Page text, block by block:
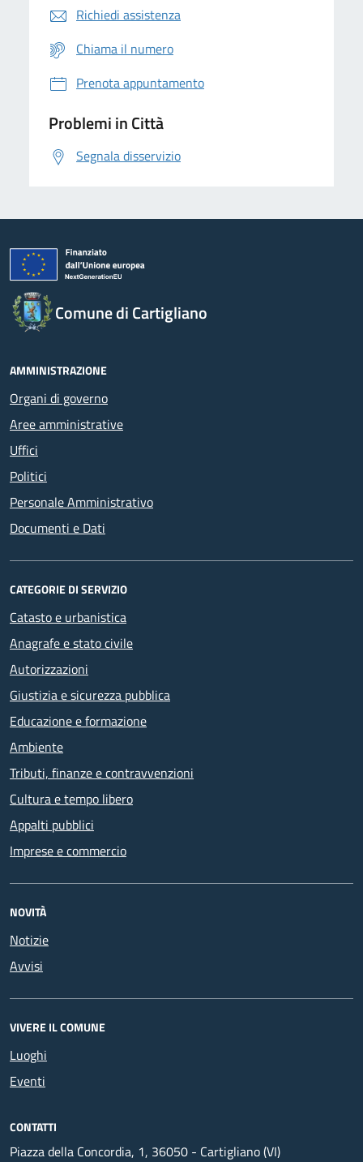
Richiedi assistenza
Chiama il numero
Prenota appuntamento
Problemi in Città
Segnala disservizio
Comune di Cartigliano
AMMINISTRAZIONE
Organi di governo
Aree amministrative
Uffici
Politici
Personale Amministrativo
Documenti e Dati
CATEGORIE DI SERVIZIO
Catasto e urbanistica
Anagrafe e stato civile
Autorizzazioni
Giustizia e sicurezza pubblica
Educazione e formazione
Ambiente
Tributi, finanze e contravvenzioni
Cultura e tempo libero
Appalti pubblici
Imprese e commercio
NOVITÀ
Notizie
Avvisi
VIVERE IL COMUNE
Luoghi
Eventi
CONTATTI
Piazza della Concordia, 1, 36050 - Cartigliano (VI)